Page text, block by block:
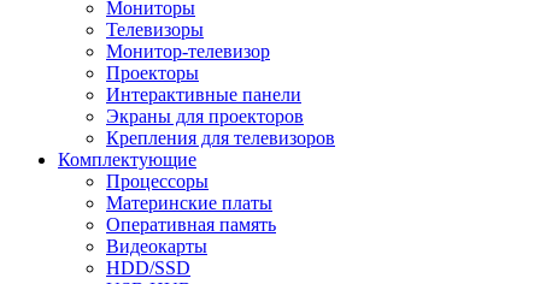
Мониторы
Телевизоры
Монитор-телевизор
Проекторы
Интерактивные панели
Экраны для проекторов
Крепления для телевизоров
Комплектующие
Процессоры
Материнские платы
Оперативная память
Видеокарты
HDD/SSD